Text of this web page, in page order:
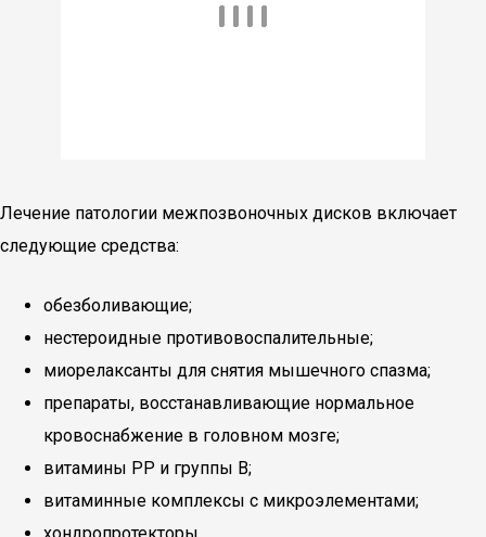
Лечение патологии межпозвоночных дисков включает
следующие средства:
обезболивающие;
нестероидные противовоспалительные;
миорелаксанты для снятия мышечного спазма;
препараты, восстанавливающие нормальное
кровоснабжение в головном мозге;
витамины РР и группы В;
витаминные комплексы с микроэлементами;